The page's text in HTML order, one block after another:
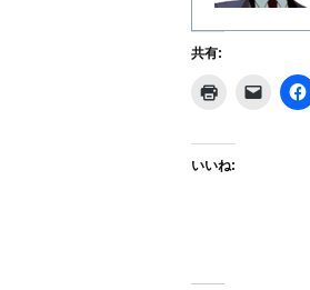
共有:
いいね: